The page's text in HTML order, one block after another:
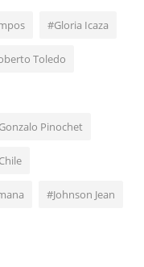
#Gloria Icaza
Toledo
Pinochet
#Johnson Jean